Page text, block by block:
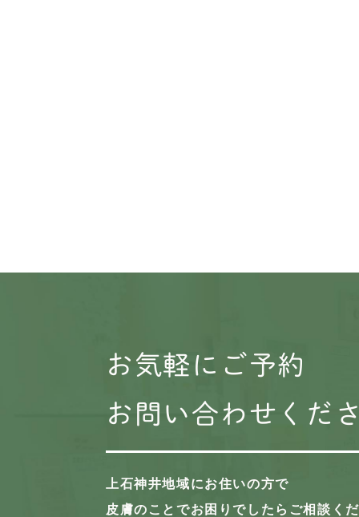
お気軽にご予約
お問い合わせくだ
上石神井地域にお住いの方で
皮膚のことでお困りでしたらご相談く